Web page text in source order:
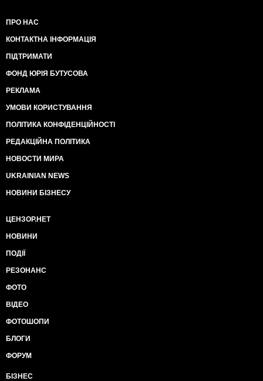
ПРО НАС
КОНТАКТНА ІНФОРМАЦІЯ
ПІДТРИМАТИ
ФОНД ЮРІЯ БУТУСОВА
РЕКЛАМА
УМОВИ КОРИСТУВАННЯ
ПОЛІТИКА КОНФІДЕНЦІЙНОСТІ
РЕДАКЦІЙНА ПОЛІТИКА
НОВОСТИ МИРА
UKRAINIAN NEWS
НОВИНИ БІЗНЕСУ
ЦЕНЗОР.НЕТ
НОВИНИ
ПОДІЇ
РЕЗОНАНС
ФОТО
ВІДЕО
ФОТОШОПИ
БЛОГИ
ФОРУМ
БІЗНЕС